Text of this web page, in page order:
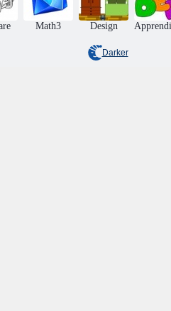
Tom e Jerry a
New York: Taxi
Trova la
differenza
Math3 Design
Darker